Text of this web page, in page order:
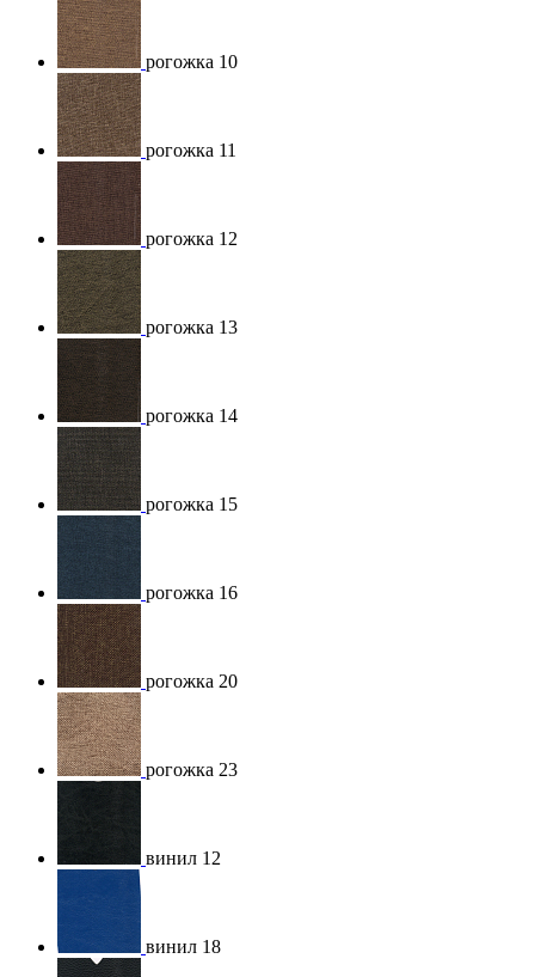
рогожка 10
рогожка 11
рогожка 12
рогожка 13
рогожка 14
рогожка 15
рогожка 16
рогожка 20
рогожка 23
винил 12
винил 18